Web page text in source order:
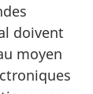
doivent
moyen